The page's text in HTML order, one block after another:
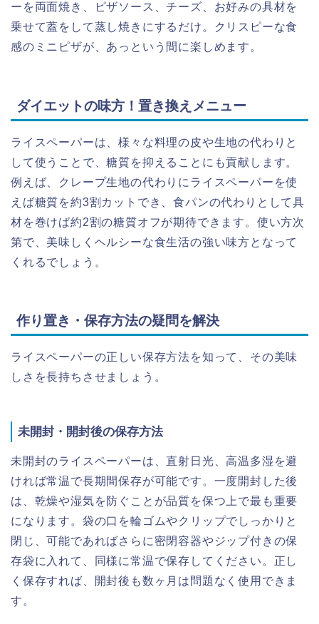
ーを両面焼き、ピザソース、チーズ、お好みの具材を
乗せて蓋をして蒸し焼きにするだけ。クリスピーな食
感のミニピザが、あっという間に楽しめます。
ダイエットの味方！置き換えメニュー
ライスペーパーは、様々な料理の皮や生地の代わりと
して使うことで、糖質を抑えることにも貢献します。
例えば、クレープ生地の代わりにライスペーパーを使
えば糖質を約3割カットでき、食パンの代わりとして具
材を巻けば約2割の糖質オフが期待できます。使い方次
第で、美味しくヘルシーな食生活の強い味方となって
くれるでしょう。
作り置き・保存方法の疑問を解決
ライスペーパーの正しい保存方法を知って、その美味
しさを長持ちさせましょう。
未開封・開封後の保存方法
未開封のライスペーパーは、直射日光、高温多湿を避
ければ常温で長期間保存が可能です。一度開封した後
は、乾燥や湿気を防ぐことが品質を保つ上で最も重要
になります。袋の口を輪ゴムやクリップでしっかりと
閉じ、可能であればさらに密閉容器やジップ付きの保
存袋に入れて、同様に常温で保存してください。正し
く保存すれば、開封後も数ヶ月は問題なく使用できま
す。